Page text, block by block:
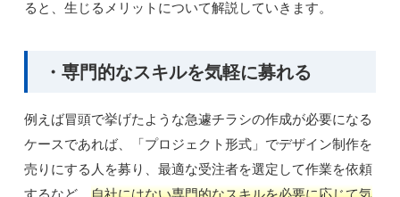
ると、生じるメリットについて解説していきます。
・専門的なスキルを気軽に募れる
例えば冒頭で挙げたような急遽チラシの作成が必要になる
ケースであれば、「プロジェクト形式」でデザイン制作を
売りにする人を募り、最適な受注者を選定して作業を依頼